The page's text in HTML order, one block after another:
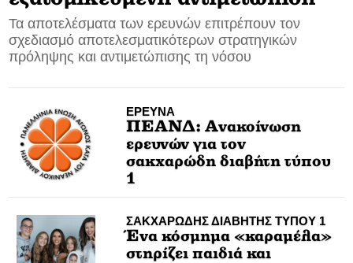
CONTACT
ADVERTISE
Τα αποτελέσματα των ερευνών επιτρέπουν τον
σχεδιασμό αποτελεσματικότερων στρατηγικών
πρόληψης και αντιμετώπισης τη νόσου
ΕΡΕΥΝΑ
ΠΕΑΝΔ: Ανακοίνωση
ερευνών για τον
σακχαρώδη διαβήτη τύπου
1
ΣΑΚΧΑΡΩΔΗΣ ΔΙΑΒΗΤΗΣ ΤΥΠΟΥ 1
Ένα κόσμημα «καραμέλα»
στηρίζει παιδιά και